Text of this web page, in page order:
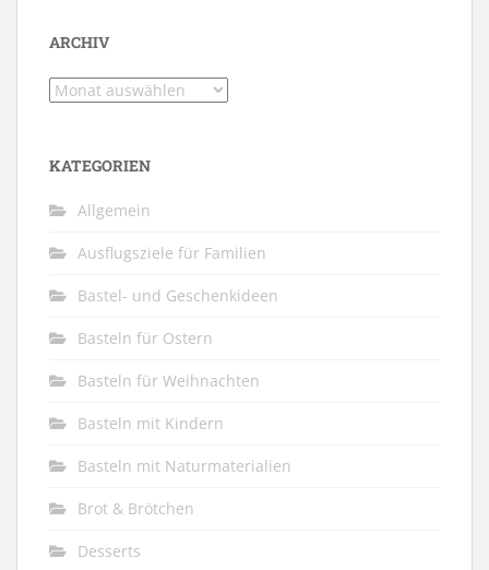
ARCHIV
Archiv
KATEGORIEN
Allgemein
Ausflugsziele für Familien
Bastel- und Geschenkideen
Basteln für Ostern
Basteln für Weihnachten
Basteln mit Kindern
Basteln mit Naturmaterialien
Brot & Brötchen
Desserts